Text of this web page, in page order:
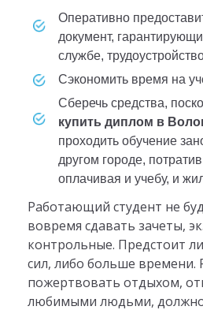
оперативно предоставить работодателю
документ,
службе,
сэкономить время на
сберечь средства,
купить диплом в
проходить обучение
другом городе,
оплачивая и учебу, и
Работающий студент не
вовремя сдавать зачеты,
контрольные. Предстоит
сил, либо больше времени.
пожертвовать отдыхом,
любимыми людьми,